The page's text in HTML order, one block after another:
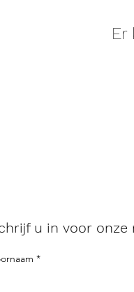
Er
u in voor onze